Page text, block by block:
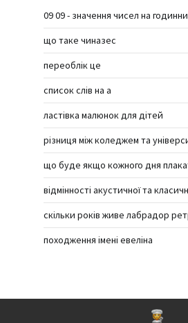
09 09 - значення чисел на
що таке чиназес
переоблік це
список слів на а
ластівка малюнок для дітей
різниця між коледжем та
що буде якщо кожного дня
відмінності акустичної та
скільки років живе лабрадор
походження імені евеліна